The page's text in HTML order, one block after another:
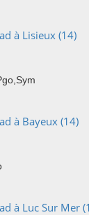
à Lisieux (14)
à Bayeux (14)
à Luc Sur Mer